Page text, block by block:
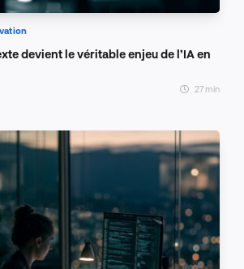
devient le véritable enjeu de l’IA en
27 min